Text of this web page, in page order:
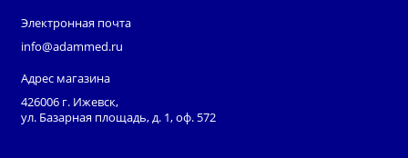
Электронная почта
info@adammed.ru
Адрес магазина
426006 г. Ижевск,
ул. Базарная площадь, д. 1, оф. 572